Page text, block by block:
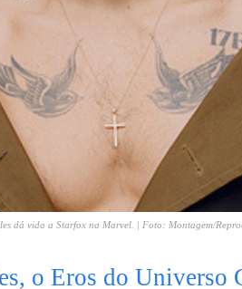
dá vida a Starfox na Marvel. | Foto: Montagem/
o Eros do Universo